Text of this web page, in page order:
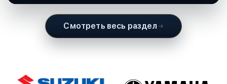
Смотреть весь раздел